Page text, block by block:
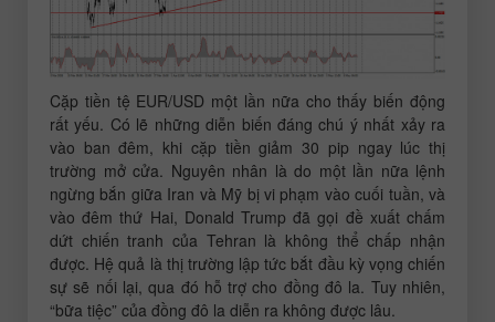
Cặp tiền tệ EUR/USD một lần nữa cho thấy biến động
rất yếu. Có lẽ những diễn biến đáng chú ý nhất xảy ra
vào ban đêm, khi cặp tiền giảm 30 pip ngay lúc thị
trường mở cửa. Nguyên nhân là do một lần nữa lệnh
ngừng bắn giữa Iran và Mỹ bị vi phạm vào cuối tuần, và
vào đêm thứ Hai, Donald Trump đã gọi đề xuất chấm
dứt chiến tranh của Tehran là không thể chấp nhận
được. Hệ quả là thị trường lập tức bắt đầu kỳ vọng chiến
sự sẽ nối lại, qua đó hỗ trợ cho đồng đô la. Tuy nhiên,
“bữa tiệc” của đồng đô la diễn ra không được lâu.